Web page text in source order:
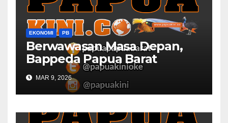
EKONOMI PB
Berwawasan Masa Depan,
Bappeda Papua Barat
Konsultasi Publik RKPD 2027
MAR 9, 2026